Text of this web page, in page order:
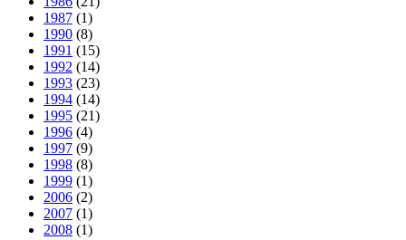
1987 (1)
1990 (8)
1991 (15)
1992 (14)
1993 (23)
1994 (14)
1995 (21)
1996 (4)
1997 (9)
1998 (8)
1999 (1)
2006 (2)
2007 (1)
2008 (1)